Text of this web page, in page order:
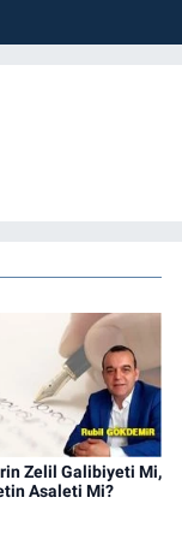
Zelil Galibiyeti Mi,
Asaleti Mi?